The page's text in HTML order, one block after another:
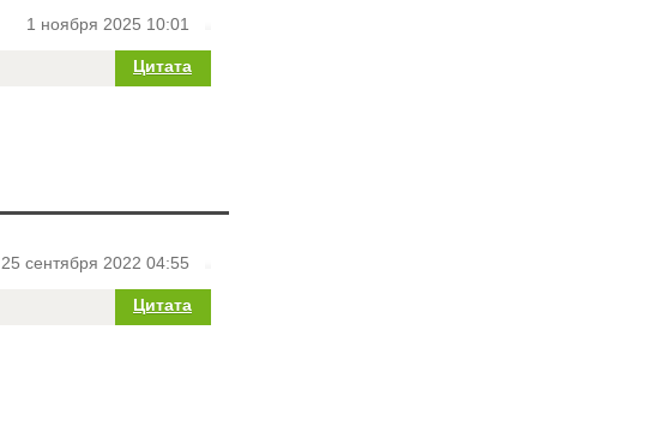
1 ноября 2025 10:01
Цитата
25 сентября 2022 04:55
Цитата